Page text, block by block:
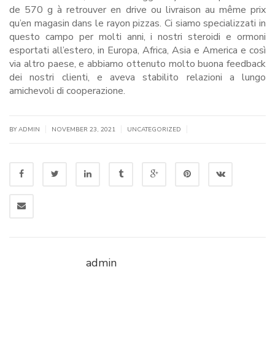
de 570 g à retrouver en drive ou livraison au même prix
qu’en magasin dans le rayon pizzas. Ci siamo specializzati in
questo campo per molti anni, i nostri steroidi e ormoni
esportati all’estero, in Europa, Africa, Asia e America e così
via altro paese, e abbiamo ottenuto molto buona feedback
dei nostri clienti, e aveva stabilito relazioni a lungo
amichevoli di cooperazione.
BYADMIN NOVEMBER 23, 2021 UNCATEGORIZED
admin